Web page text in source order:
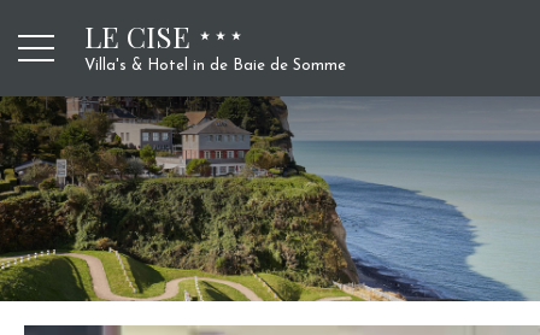
LE CISE
Villa's & Hotel in de Baie de Somme